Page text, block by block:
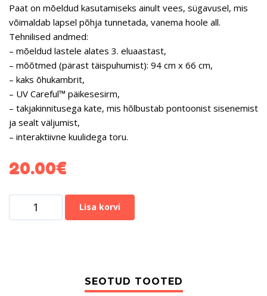
Paat on mõeldud kasutamiseks ainult vees, sügavusel, mis
võimaldab lapsel põhja tunnetada, vanema hoole all.
Tehnilised andmed:
– mõeldud lastele alates 3. eluaastast,
– mõõtmed (pärast täispuhumist): 94 cm x 66 cm,
– kaks õhukambrit,
– UV Careful™ päikesesirm,
– takjakinnitusega kate, mis hõlbustab pontoonist sisenemist
ja sealt väljumist,
– interaktiivne kuulidega toru.
20.00€
Lisa korvi
SEOTUD TOOTED